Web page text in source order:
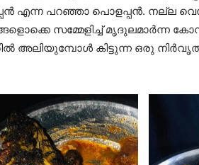
എന്ന പറഞ്ഞാ പൊളപ്പൻ. നല്ല
സമ്മേളിച്ച് മൃദുലമാർന്ന
അലിയുമ്പോൾ കിട്ടുന്ന ഒരു